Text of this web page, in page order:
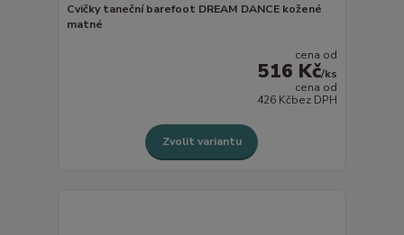
Cvičky taneční barefoot DREAM DANCE kožené
matné
cena od
516 Kč/ks
cena od
426 Kčbez DPH
Zvolit variantu